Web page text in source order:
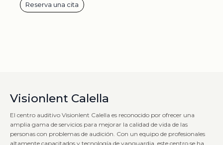
Reserva una cita
Visionlent Calella
El centro auditivo Visionlent Calella es reconocido por ofrecer una
amplia gama de servicios para mejorar la calidad de vida de las
personas con problemas de audición. Con un equipo de profesionales
altamente capacitados y tecnología de vanguardia, este centro se ha